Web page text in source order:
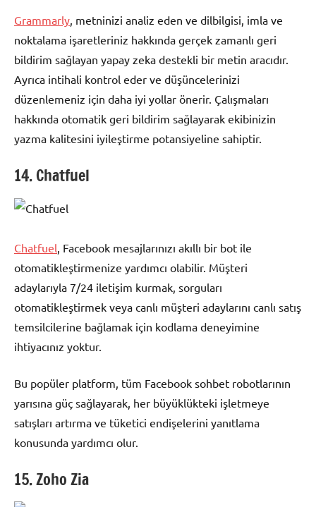
Grammarly, metninizi analiz eden ve dilbilgisi, imla ve
noktalama işaretleriniz hakkında gerçek zamanlı geri
bildirim sağlayan yapay zeka destekli bir metin aracıdır.
Ayrıca intihali kontrol eder ve düşüncelerinizi
düzenlemeniz için daha iyi yollar önerir. Çalışmaları
hakkında otomatik geri bildirim sağlayarak ekibinizin
yazma kalitesini iyileştirme potansiyeline sahiptir.
14. Chatfuel
Chatfuel , Facebook mesajlarınızı akıllı bir bot ile
otomatikleştirmenize yardımcı olabilir. Müşteri
adaylarıyla 7/24 iletişim kurmak, sorguları
otomatikleştirmek veya canlı müşteri adaylarını canlı satış
temsilcilerine bağlamak için kodlama deneyimine
ihtiyacınız yoktur.
Bu popüler platform, tüm Facebook sohbet robotlarının
yarısına güç sağlayarak, her büyüklükteki işletmeye
satışları artırma ve tüketici endişelerini yanıtlama
konusunda yardımcı olur.
15. Zoho Zia